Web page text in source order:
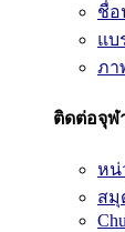
ชื่อ
แบ
ภา
ติดต่อจุฬ
หน่
สมุ